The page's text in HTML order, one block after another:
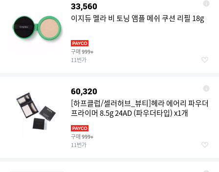
33,560
이지듀 멜라 비 토닝 앰플 메쉬 쿠션 리필 18g
구매 999+
11번가
60,320
[하프클럽/셀러허브_뷰티]헤라 에어리 파우더
프라이머 8.5g 24AD (파우더타입) x1개
구매 999+
11번가